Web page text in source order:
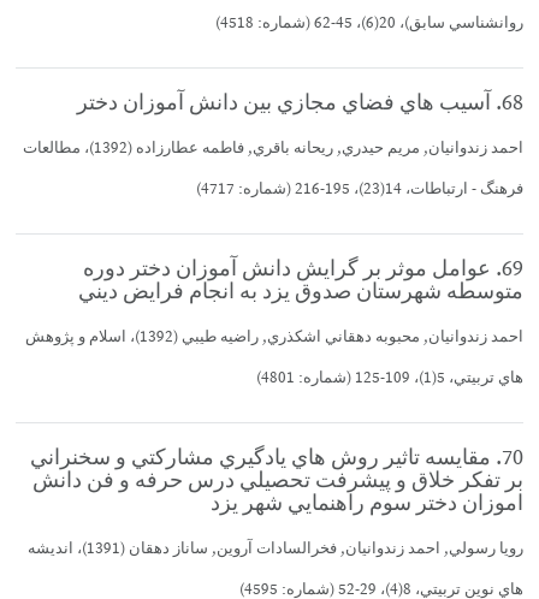
روانشناسي سابق)، 20(6)، 45-62 (شماره: 4518)
68. آسيب هاي فضاي مجازي بين دانش آموزان دختر
احمد زندوانيان, مريم حيدري, ريحانه باقري, فاطمه عطارزاده (1392)، مطالعات
فرهنگ - ارتباطات، 14(23)، 195-216 (شماره: 4717)
69. عوامل موثر بر گرايش دانش آموزان دختر دوره
متوسطه شهرستان صدوق يزد به انجام فرايض ديني
احمد زندوانيان, محبوبه دهقاني اشكذري, راضيه طيبي (1392)، اسلام و پژوهش
هاي تربيتي، 5(1)، 109-125 (شماره: 4801)
70. مقايسه تاثير روش هاي يادگيري مشاركتي و سخنراني
بر تفكر خلاق و پيشرفت تحصيلي درس حرفه و فن دانش
اموزان دختر سوم راهنمايي شهر يزد
رويا رسولي, احمد زندوانيان, فخرالسادات آروين, ساناز دهقان (1391)، انديشه
هاي نوين تربيتي، 8(4)، 29-52 (شماره: 4595)